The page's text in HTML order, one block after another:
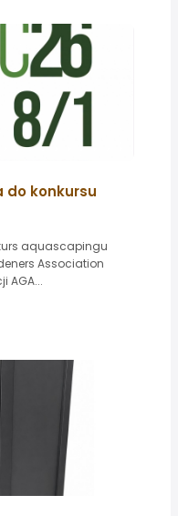
do konkursu
aquascapingu
Association
AGA...